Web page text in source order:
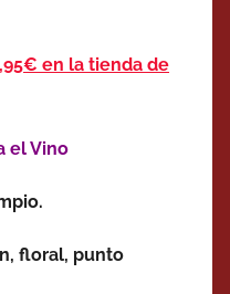
en la tienda de
el Vino
floral, punto